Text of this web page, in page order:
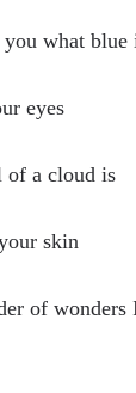
what blue
eyes
of a cloud is
skin
of wonders